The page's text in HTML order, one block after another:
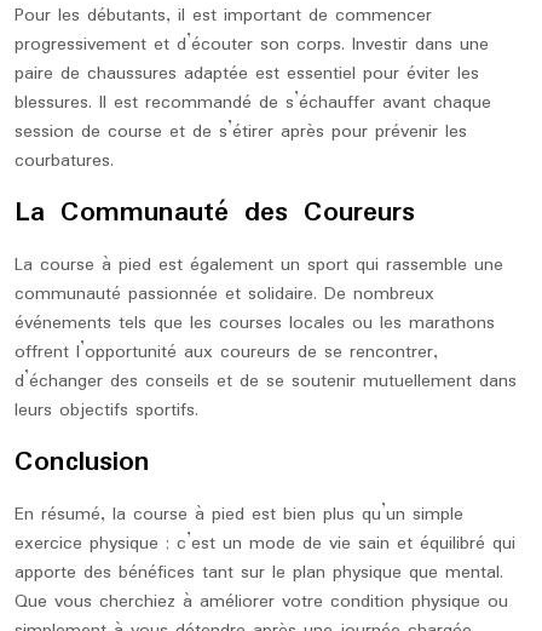
Pour les débutants, il est important de commencer
progressivement et d’écouter son corps. Investir dans une
paire de chaussures adaptée est essentiel pour éviter les
blessures. Il est recommandé de s’échauffer avant chaque
session de course et de s’étirer après pour prévenir les
courbatures.
La Communauté des Coureurs
La course à pied est également un sport qui rassemble une
communauté passionnée et solidaire. De nombreux
événements tels que les courses locales ou les marathons
offrent l’opportunité aux coureurs de se rencontrer,
d’échanger des conseils et de se soutenir mutuellement dans
leurs objectifs sportifs.
Conclusion
En résumé, la course à pied est bien plus qu’un simple
exercice physique ; c’est un mode de vie sain et équilibré qui
apporte des bénéfices tant sur le plan physique que mental.
Que vous cherchiez à améliorer votre condition physique ou